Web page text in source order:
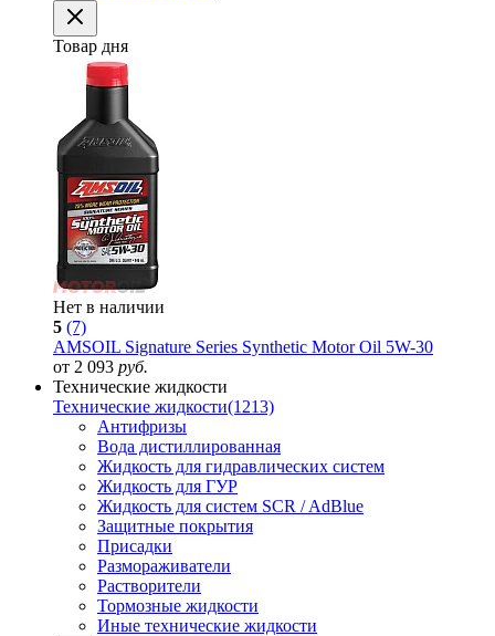
Товар дня
Нет в наличии
5 (7)
AMSOIL Signature Series Synthetic Motor Oil 5W-30
от 2 093 руб.
Технические жидкости
Технические жидкости(1213)
Антифризы
Вода дистиллированная
Жидкость для гидравлических систем
Жидкость для ГУР
Жидкость для систем SCR / AdBlue
Защитные покрытия
Присадки
Размораживатели
Растворители
Тормозные жидкости
Иные технические жидкости